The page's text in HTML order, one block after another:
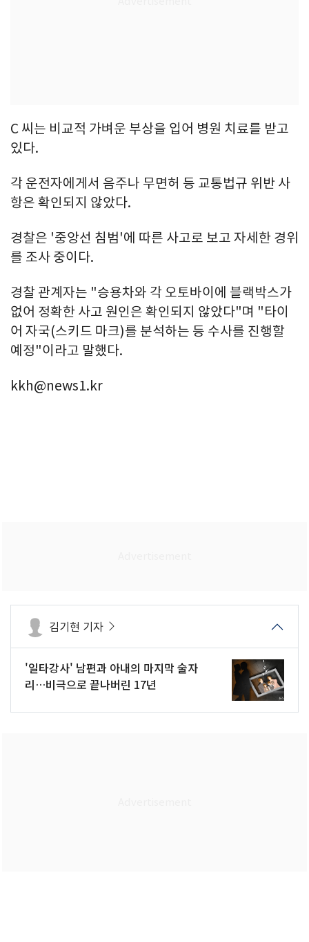
C 씨는 비교적 가벼운 부상을 입어 병원 치료를 받고
있다.
각 운전자에게서 음주나 무면허 등 교통법규 위반 사
항은 확인되지 않았다.
경찰은 '중앙선 침범'에 따른 사고로 보고 자세한 경위
를 조사 중이다.
경찰 관계자는 "승용차와 각 오토바이에 블랙박스가
없어 정확한 사고 원인은 확인되지 않았다"며 "타이
어 자국(스키드 마크)를 분석하는 등 수사를 진행할
예정"이라고 말했다.
kkh@news1.kr
김기현 기자
'일타강사' 남편과 아내의 마지막 술자
리…비극으로 끝나버린 17년